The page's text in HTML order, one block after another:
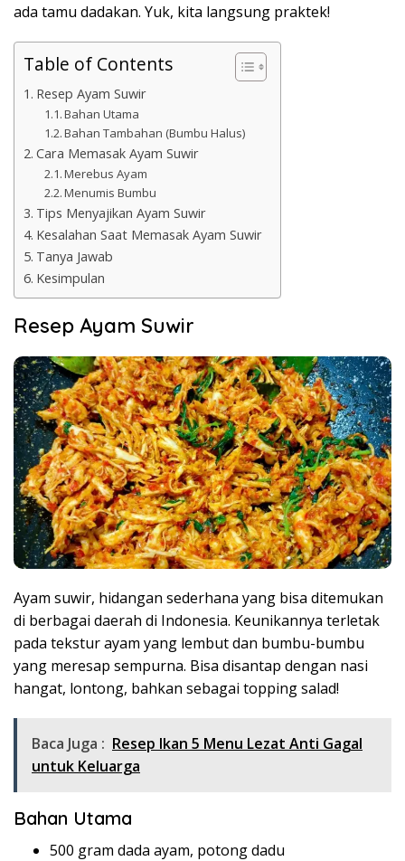
ada tamu dadakan. Yuk, kita langsung praktek!
Table of Contents
Resep Ayam Suwir
Bahan Utama
Bahan Tambahan (Bumbu Halus)
Cara Memasak Ayam Suwir
Merebus Ayam
Menumis Bumbu
Tips Menyajikan Ayam Suwir
Kesalahan Saat Memasak Ayam Suwir
Tanya Jawab
Kesimpulan
Resep Ayam Suwir
Ayam suwir, hidangan sederhana yang bisa ditemukan
di berbagai daerah di Indonesia. Keunikannya terletak
pada tekstur ayam yang lembut dan bumbu-bumbu
yang meresap sempurna. Bisa disantap dengan nasi
hangat, lontong, bahkan sebagai topping salad!
Baca Juga : Resep Ikan 5 Menu Lezat Anti Gagal
untuk Keluarga
Bahan Utama
500 gram dada ayam, potong dadu